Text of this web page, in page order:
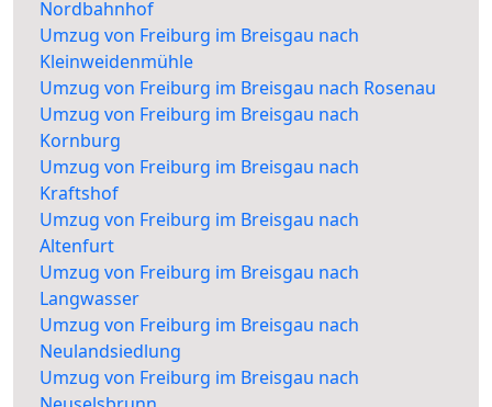
Nordbahnhof
Umzug von Freiburg im Breisgau nach
Kleinweidenmühle
Umzug von Freiburg im Breisgau nach Rosenau
Umzug von Freiburg im Breisgau nach
Kornburg
Umzug von Freiburg im Breisgau nach
Kraftshof
Umzug von Freiburg im Breisgau nach
Altenfurt
Umzug von Freiburg im Breisgau nach
Langwasser
Umzug von Freiburg im Breisgau nach
Neulandsiedlung
Umzug von Freiburg im Breisgau nach